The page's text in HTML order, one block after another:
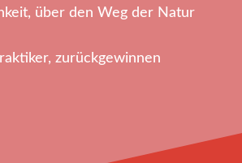
über den Weg der Natur
zurückgewinnen